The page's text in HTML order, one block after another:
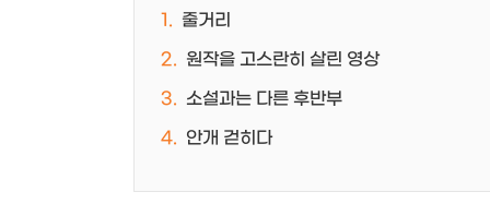
줄거리
원작을 고스란히 살린 영상
소설과는 다른 후반부
안개 걷히다